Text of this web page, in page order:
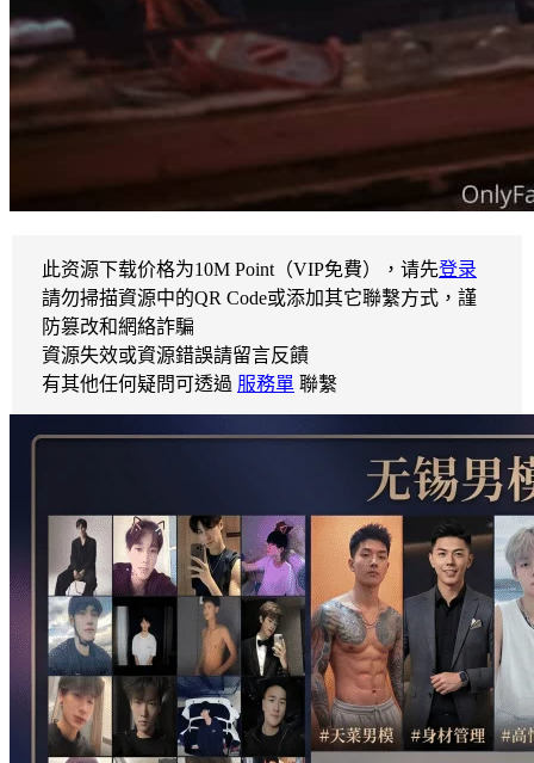
此资源下载价格为10M Point（VIP免費），请先登录
請勿掃描資源中的QR Code或添加其它聯繫方式，謹
防篡改和網絡詐騙
資源失效或資源錯誤請留言反饋
有其他任何疑問可透過 服務單 聯繫